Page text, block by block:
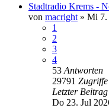
Stadtradio Krems -
von macright » Mi 7.
1
2
3
4
53 Antworten
29791 Zugriffe
Letzter Beitrag
Do 23. Jul